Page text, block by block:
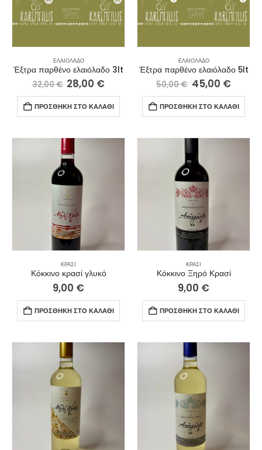
ΕΛΑΙΌΛΑΔΟ
Έξτρα παρθένο ελαιόλαδο 3lt
32,00€ 28,00 €
ΠΡΟΣΘΉΚΗ ΣΤΟ ΚΑΛΆΘΙ
ΕΛΑΙΌΛΑΔΟ
Έξτρα παρθένο ελαιόλαδο 5lt
50,00€ 45,00 €
ΠΡΟΣΘΉΚΗ ΣΤΟ ΚΑΛΆΘΙ
ΚΡΑΣΊ
Κόκκινο κρασί γλυκό
9,00 €
ΠΡΟΣΘΉΚΗ ΣΤΟ ΚΑΛΆΘΙ
ΚΡΑΣΊ
Κόκκινο Ξηρό Κρασί
9,00 €
ΠΡΟΣΘΉΚΗ ΣΤΟ ΚΑΛΆΘΙ